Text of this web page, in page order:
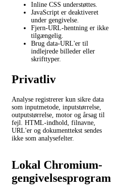
Inline CSS understøttes.
JavaScript er deaktiveret
under gengivelse.
Fjern-URL-hentning er ikke
tilgængelig.
Brug data-URL'er til
indlejrede billeder eller
skrifttyper.
Privatliv
Analyse registrerer kun sikre data
som inputmetode, inputstørrelse,
outputstørrelse, motor og årsag til
fejl. HTML-indhold, filnavne,
URL'er og dokumenttekst sendes
ikke som analysefelter.
Lokal Chromium-
gengivelsesprogram